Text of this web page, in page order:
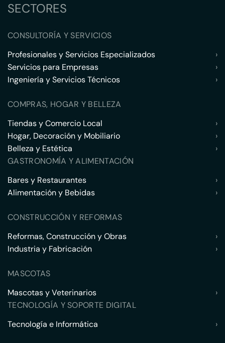
SECTORES
CONSULTORÍA Y SERVICIOS
Profesionales y Servicios Especializados
›
Servicios para Empresas
›
Ingeniería y Servicios Técnicos
›
COMPRAS, HOGAR Y BELLEZA
Tiendas y Comercio Local
›
Hogar, Decoración y Mobiliario
›
Belleza y Estética
›
GASTRONOMÍA Y ALIMENTACIÓN
Bares y Restaurantes
›
Alimentación y Bebidas
›
CONSTRUCCIÓN Y REFORMAS
Reformas, Construcción y Obras
›
Industria y Fabricación
›
MASCOTAS
Mascotas y Veterinarios
›
TECNOLOGÍA Y SOPORTE DIGITAL
Tecnología e Informática
›